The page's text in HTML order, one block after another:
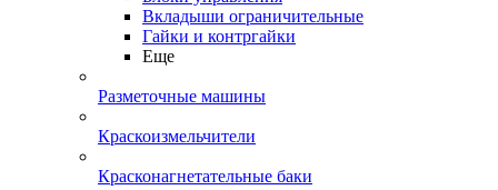
Вкладыши ограничительные
Гайки и контргайки
Еще
Разметочные машины
Краскоизмельчители
Красконагнетательные баки